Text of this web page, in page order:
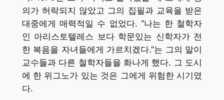
의가 허락되지 않았고 그의 집필과 교육을 받은
대중에게 매력적일 수 없었다. “나는 한 철학자
인 아리스토텔레스 보다 학문있는 신학자가 전
한 복음을 자녀들에게 가르치겠다.”는 그의 말이
교수들과 다른 철학자들을 화나게 했다. 그 도시
에 한 위그노가 있는 것은 그에게 위험한 시기였
다.